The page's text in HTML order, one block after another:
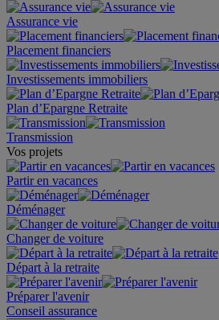
Assurance vie
Placement financiers
Investissements immobiliers
Plan d’Epargne Retraite
Transmission
Vos projets
Partir en vacances
Déménager
Changer de voiture
Départ à la retraite
Préparer l'avenir
Conseil assurance